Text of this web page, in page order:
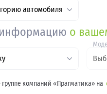
о
автомобиля
группе компаний «Прагматика» на